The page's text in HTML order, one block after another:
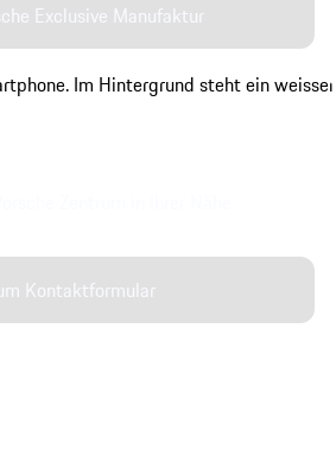
Exclusive Manufaktur
Kontaktformular